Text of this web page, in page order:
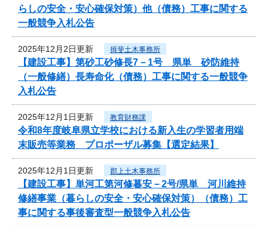
らしの安全・安心確保対策）他（債務）工事に関する
一般競争入札公告
2025年12月2日更新 揖斐土木事務所
【建設工事】第砂工砂修長7－1号 県単 砂防維持
（一般修繕）長寿命化（債務）工事に関する一般競争
入札公告
2025年12月1日更新 教育財務課
令和8年度岐阜県立学校における新入生の学習者用端
末販売等業務 プロポーザル募集【選定結果】
2025年12月1日更新 郡上土木事務所
【建設工事】単河工第河修暮安－2号/県単 河川維持
修繕事業（暮らしの安全・安心確保対策）（債務）工
事に関する事後審査型一般競争入札公告